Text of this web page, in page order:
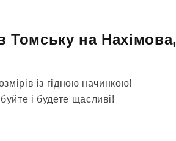
Томську на Нахімова,
із гідною начинкою!
і будете щасливі!